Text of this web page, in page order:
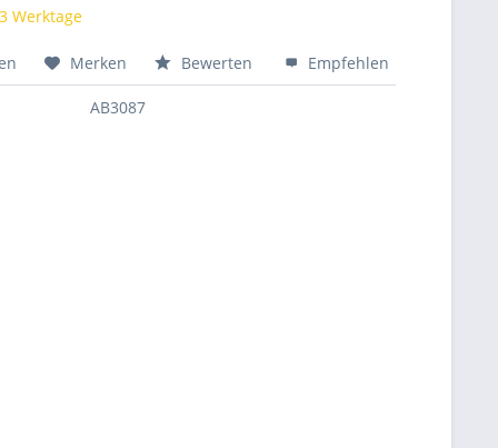
Werktage
Merken Bewerten Empfehlen
AB3087